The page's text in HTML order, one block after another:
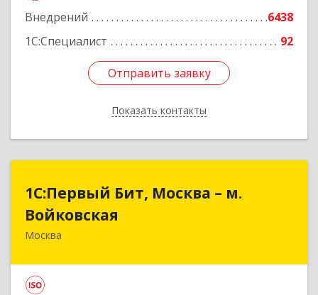
Внедрений
6438
1С:Специалист
92
Отправить заявку
Показать контакты
Отправить заявку
Назад
1С:Первый Бит, Москва – м.
Войковская
Москва
1С:Первый Бит, Москва – м.
Войковская
125130, Москва г, Старопетровский проезд,